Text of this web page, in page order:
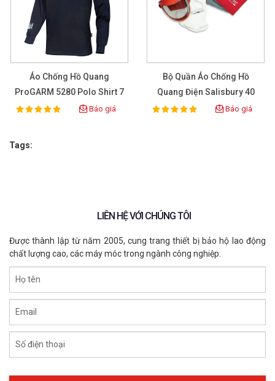
Áo Chống Hồ Quang
ProGARM 5280 Polo Shirt 7
Cal/cm2
Rating:
100% Báo giá
Bộ Quần Áo Chống Hồ
Quang Điện Salisbury 40
CAL Size L
Rating:
100% Báo giá
Tags:
LIÊN HỆ VỚI CHÚNG TÔI
Được thành lập từ năm 2005, cung trang thiết bị bảo hộ lao động
chất lượng cao, các máy móc trong ngành công nghiệp.
Họ tên
Email
Số điện thoại